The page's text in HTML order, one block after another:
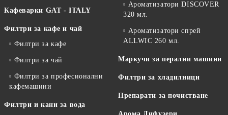
Кафеварки GAT - ITALY
Филтри за кафе и чай
Филтри за кафе
Филтри за чай
Филтри за професионални
кафемашини
Филтри и кани за вода
Ароматизатори DISCOVER
320 мл.
Ароматизатори спрей
ALLWIC 260 мл.
Маркучи за перални машини
Филтри за хладилници
Препарати за почистване